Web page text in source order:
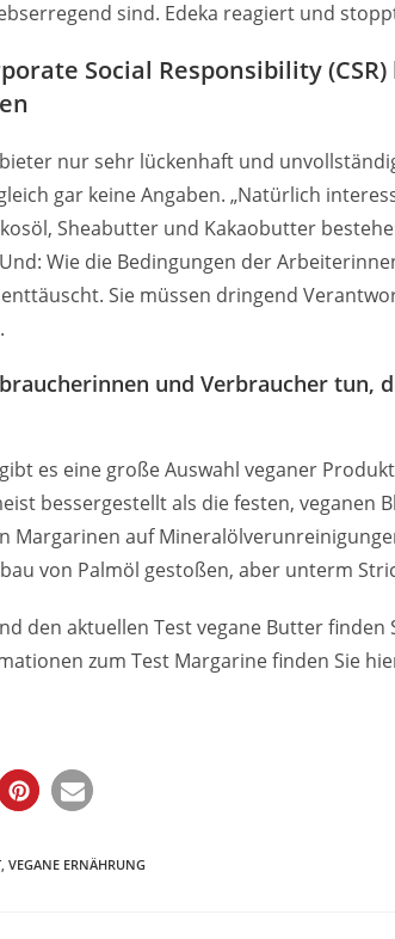
sind. Edeka reagiert und
Social Responsibility
nur sehr lückenhaft und
gar keine Angaben. „Natürlich
Sheabutter und Kakaobutter
Wie die Bedingungen der
Sie müssen dringend
und Verbraucher tun,
es eine große Auswahl veganer
bessergestellt als die festen, veganen
Margarinen auf
von Palmöl gestoßen, aber unterm
den aktuellen Test vegane Butter finden
zum Test Margarine finden Sie
VEGANE ERNÄHRUNG